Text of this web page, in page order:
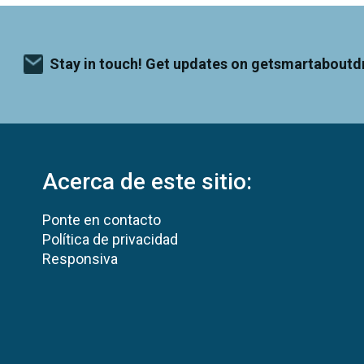
Stay in touch! Get updates on
Acerca de este sitio:
Ponte en contacto
Política de privacidad
Responsiva